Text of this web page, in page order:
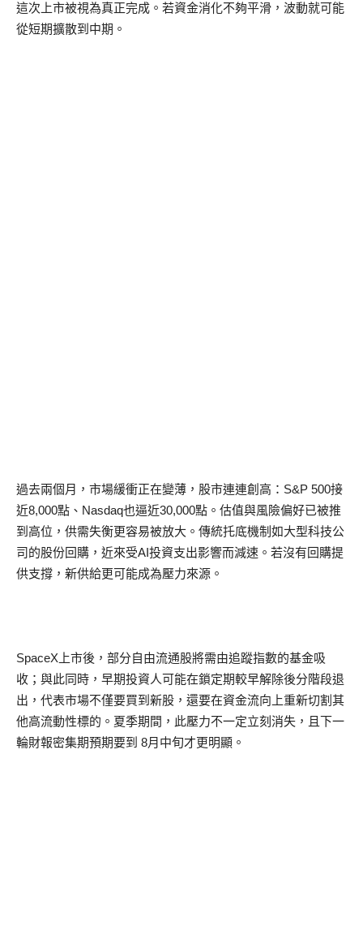
這次上市被視為真正完成。若資金消化不夠平滑，波動就可能
從短期擴散到中期。
過去兩個月，市場緩衝正在變薄，股市連連創高：S&P 500接
近8,000點、Nasdaq也逼近30,000點。估值與風險偏好已被推
到高位，供需失衡更容易被放大。傳統托底機制如大型科技公
司的股份回購，近來受AI投資支出影響而減速。若沒有回購提
供支撐，新供給更可能成為壓力來源。
SpaceX上市後，部分自由流通股將需由追蹤指數的基金吸
收；與此同時，早期投資人可能在鎖定期較早解除後分階段退
出，代表市場不僅要買到新股，還要在資金流向上重新切割其
他高流動性標的。夏季期間，此壓力不一定立刻消失，且下一
輪財報密集期預期要到 8月中旬才更明顯。